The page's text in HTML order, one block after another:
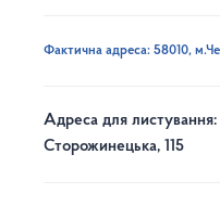
Фактична адреса: 58010,
Адреса для листування:
Сторожинецька, 115